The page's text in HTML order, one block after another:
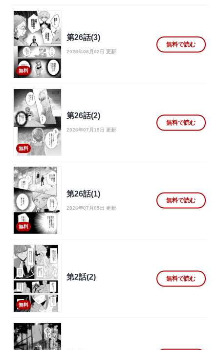
無料
第26話(3)
2026年08月02日 更新
無料で読む
無料
第26話(2)
2026年07月19日 更新
無料で読む
無料
第26話(1)
2026年07月05日 更新
無料で読む
無料
第2話(2) 無料で読む